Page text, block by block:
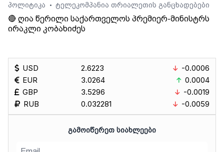
პოლიტიკა
• ტელეკომპანია თრიალეთის განცხადებები
🔴 ღია წერილი საქართველოს პრემიერ-მინისტრს
ირაკლი კობახიძეს
USD
EUR
GBP
RUB
2.6223
3.0264
3.5296
0.032281
-0.0006
0.0004
-0.0019
-0.0059
ᲒᲐᲛᲝᲘᲬᲔᲠᲔᲗ ᲡᲘᲐᲮᲚᲔᲔᲑᲘ